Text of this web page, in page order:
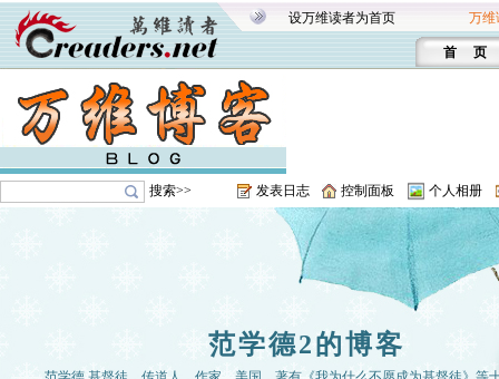
设万维读者为首页 万维
首 页
搜索>> 发表日志 控制面板 个人相册
范学德2的博客